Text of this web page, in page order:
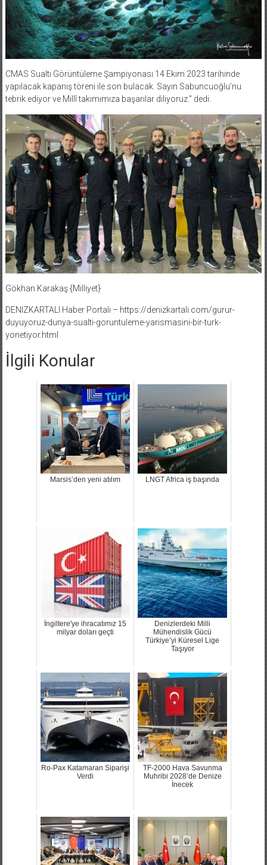
CMAS Sualtı Görüntüleme Şampiyonası 14 Ekim 2023 tarihinde
yapılacak kapanış töreni ile son bulacak. Sayın Sabuncuoğlu’nu
tebrik ediyor ve Millî takımımıza başarılar diliyoruz.” dedi.
Gökhan Karakaş {Milliyet}
DENIZKARTALI Haber Portalı – https://denizkartali.com/gurur-
duyuyoruz-dunya-sualti-goruntuleme-yarismasini-bir-turk-
yonetiyor.html
İlgili Konular
Marsis’den yeni atılım LNGT Africa iş başında
İngiltere'ye ihracatımız 15
milyar doları geçti
Denizlerdeki Milli
Mühendislik Gücü
Türkiye’yi Küresel Lige
Taşıyor
Ro-Pax Katamaran Siparişi
Verdi
TF-2000 Hava Savunma
Muhribi 2028’de Denize
İnecek